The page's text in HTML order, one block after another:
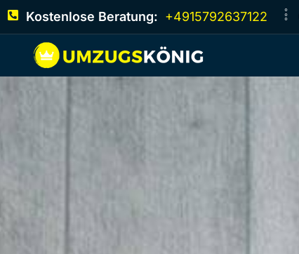
Kostenlose Beratung: +4915792637122